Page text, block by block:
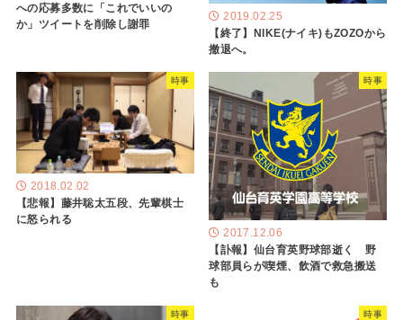
への応募多数に「これでいいの
か」ツイートを削除し謝罪
2019.02.25
【終了】NIKE(ナイキ)もZOZOから
撤退へ。
時事
2018.02.02
【悲報】藤井聡太五段、先輩棋士
に怒られる
時事
2017.12.06
【訃報】仙台育英野球部逝く 野
球部員らが喫煙、飲酒で救急搬送
も
時事 時事